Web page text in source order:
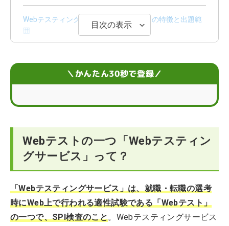
Webテスティングサービス「能力検査」の特徴と出題範
囲
目次の表示
＼かんたん30秒で登録／
Webテストの一つ「Webテスティン
グサービス」って？
「Webテスティングサービス」は、就職・転職の選考
時にWeb上で行われる適性試験である「Webテスト」
の一つで、SPI検査のこと。Webテスティングサービス